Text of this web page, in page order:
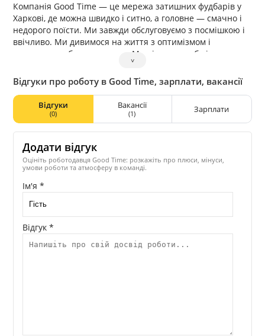
Компанія Good Time — це мережа затишних фудбарів у
Харкові, де можна швидко і ситно, а головне — смачно і
недорого поїсти. Ми завжди обслуговуємо з посмішкою і
ввічливо. Ми дивимося на життя з оптимізмом і
намагаємося бути кращими. Ми віримо в себе і в кожного
окремо. Ми завжди відкриті та чесні. Ми творчі і нами
рухає дух новаторства. Ми любимо життя і володіємо
внутрішнім драйвом.
˅
Відгуки про роботу в Good Time, зарплати, вакансії
Відгуки
(0)
Вакансії
(1) Зарплати
Додати відгук
Оцініть роботодавця Good Time: розкажіть про плюси, мінуси,
умови роботи та атмосферу в команді.
Ім'я *
Відгук *